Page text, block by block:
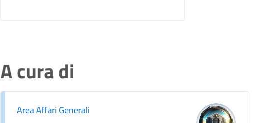
A cura di
Area Affari Generali